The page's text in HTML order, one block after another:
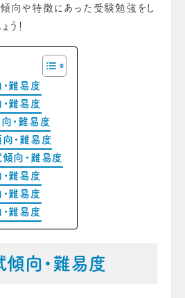
向や特徴にあった受験勉強をし
う！
難易度
難易度
・難易度
向・難易度
傾向・難易度
難易度
難易度
難易度
傾向・難易度